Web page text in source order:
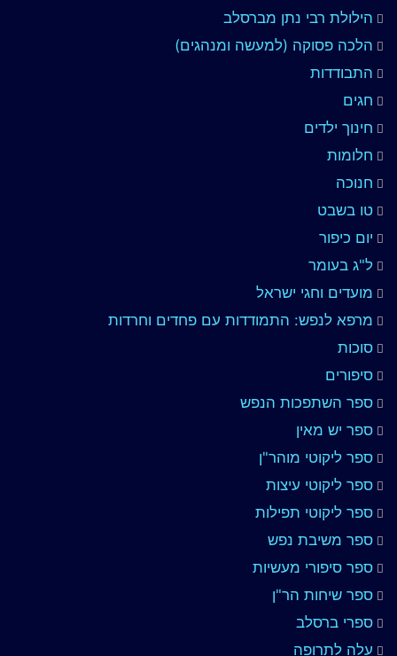
הילולת רבי נתן מברסלב
הלכה פסוקה (למעשה ומנהגים)
התבודדות
חגים
חינוך ילדים
חלומות
חנוכה
טו בשבט
יום כיפור
ל"ג בעומר
מועדים וחגי ישראל
מרפא לנפש: התמודדות עם פחדים וחרדות
סוכות
סיפורים
ספר השתפכות הנפש
ספר יש מאין
ספר ליקוטי מוהר"ן
ספר ליקוטי עיצות
ספר ליקוטי תפילות
ספר משיבת נפש
ספר סיפורי מעשיות
ספר שיחות הר"ן
ספרי ברסלב
עלה לתרופה